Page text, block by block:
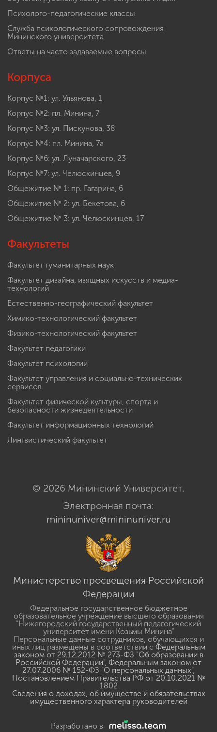
Психолого-педагогические классы
Служба психологического сопровождения
Мининского университета
Ответы на часто задаваемые вопросы
Корпуса
Корпус №1: ул. Ульянова, 1
Корпус №2: пл. Минина, 7
Корпус №3: ул. Пискунова, 38
Корпус №4: пл. Минина, 7а
Корпус №6: ул. Луначарского, 23
Корпус №7: ул. Челюскинцев, 9
Общежитие № 1: пр. Гагарина, 6
Общежитие № 2: ул. Бекетова, 6
Общежитие № 3: ул. Челюскинцев, 17
Факультеты
Факультет гуманитарных наук
Факультет дизайна, изящных искусств и медиа-
технологий
Естественно-географический факультет
Химико-технологический факультет
Физико-технологический факультет
Факультет педагогики
Факультет психологии
Факультет управления и социально-технических
сервисов
Факультет физической культуры, спорта и
безопасности жизнедеятельности
Факультет информационных технологий
Лингвистический факультет
© 2026 Мининский Университет.
Электронная почта:
mininuniver@mininuniver.ru
Министерство просвещения Российской
Федерации
Федеральное государственное бюджетное
образовательное учреждение высшего образования
"Нижегородский государственный педагогический
университет имени Козьмы Минина"
Персональные данные сотрудников, обучающихся и
иных лиц размещены в соответствии с Федеральным
законом от 29.12.2012 № 273-ФЗ "Об образовании в
Российской Федерации", Федеральным законом от
27.07.2006 № 152-ФЗ "О персональных данных",
Постановлением Правительства РФ от 20.10.2021 №
1802
Сведения о доходах, об имуществе и обязательствах
имущественного характера руководителей
Разработано в